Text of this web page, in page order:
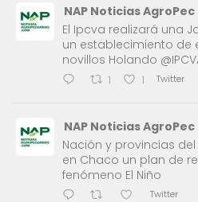
NAP Noticias AgroPec
El Ipcva realizará una
un establecimiento de
novillos Holando
1 1 Twitter
NAP Noticias AgroPec
Nación y provincias
en Chaco un plan de
fenómeno El Niño
Twitter